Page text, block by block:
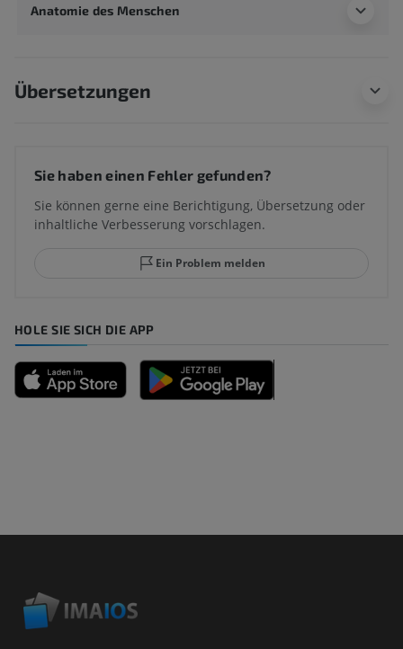
Anatomie des Menschen
Übersetzungen
Sie haben einen Fehler gefunden?
Sie können gerne eine Berichtigung, Übersetzung oder
inhaltliche Verbesserung vorschlagen.
Ein Problem melden
HOLE SIE SICH DIE APP